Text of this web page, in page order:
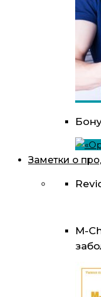
Заметки о
M-